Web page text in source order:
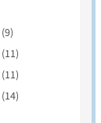
(9)
(11)
(11)
(14)